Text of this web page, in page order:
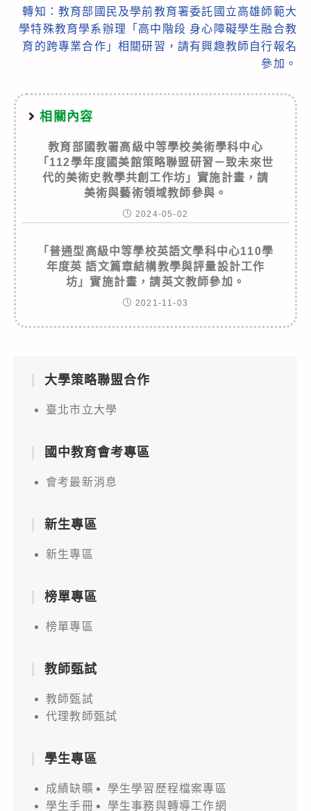
轉知：教育部國民及學前教育署委託國立高雄師範大
學特殊教育學系辦理「高中階段 身心障礙學生融合教
育的跨專業合作」相關研習，請有興趣教師自行報名
參加。
相關內容
教育部國教署高級中等學校美術學科中心
「112學年度國美館策略聯盟研習－致未來世
代的美術史教學共創工作坊」實施計畫，請
美術與藝術領域教師參與。
2024-05-02
「普通型高級中等學校英語文學科中心110學
年度英 語文篇章結構教學與評量設計工作
坊」實施計畫，請英文教師參加。
2021-11-03
大學策略聯盟合作
臺北市立大學
國中教育會考專區
會考最新消息
新生專區
新生專區
榜單專區
榜單專區
教師甄試
教師甄試
代理教師甄試
學生專區
成績缺曠
學生學習歷程檔案專區
學生手冊
學生事務與轉導工作網